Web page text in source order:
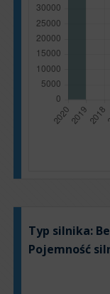
Typ silnika:
Pojemność